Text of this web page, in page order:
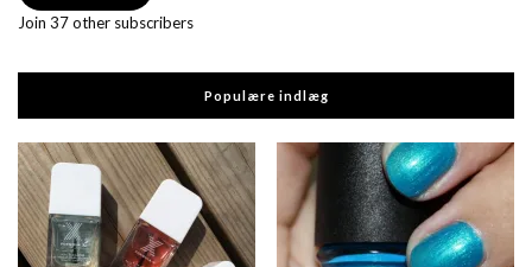
Join 37 other subscribers
Populære indlæg